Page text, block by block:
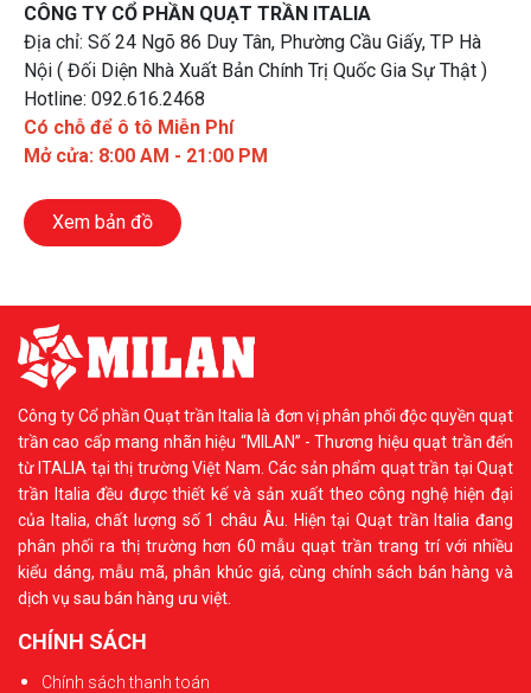
CÔNG TY CỔ PHẦN QUẠT TRẦN ITALIA
Địa chỉ: Số 24 Ngõ 86 Duy Tân, Phường Cầu Giấy, TP Hà
Nội ( Đối Diện Nhà Xuất Bản Chính Trị Quốc Gia Sự Thật )
Hotline: 092.616.2468
Có chỗ để ô tô Miễn Phí
Mở cửa: 8:00 AM - 21:00 PM
Xem bản đồ
Công ty Cổ phần Quạt trần Italia là đơn vị phân phối độc quyền quạt
trần cao cấp mang nhãn hiệu “MILAN” - Thương hiệu quạt trần đến
từ ITALIA tại thị trường Việt Nam. Các sản phẩm quạt trần tại Quạt
trần Italia đều được thiết kế và sản xuất theo công nghệ hiện đại
của Italia, chất lượng số 1 châu Âu. Hiện tại Quạt trần Italia đang
phân phối ra thị trường hơn 60 mẫu quạt trần trang trí với nhiều
kiểu dáng, mẫu mã, phân khúc giá, cùng chính sách bán hàng và
dịch vụ sau bán hàng ưu việt.
CHÍNH SÁCH
Chính sách thanh toán